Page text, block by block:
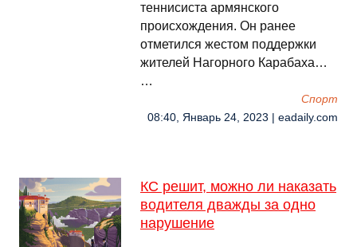
теннисиста армянского
происхождения. Он ранее
отметился жестом поддержки
жителей Нагорного Карабаха…
…
Спорт
08:40, Январь 24, 2023 | eadaily.com
КС решит, можно ли наказать
водителя дважды за одно
нарушение